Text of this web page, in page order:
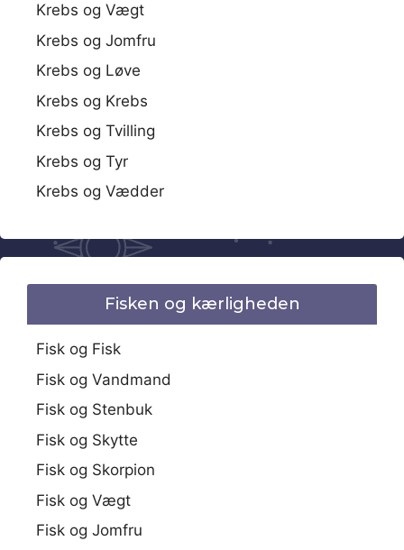
Krebs og Vægt
Krebs og Jomfru
Krebs og Løve
Krebs og Krebs
Krebs og Tvilling
Krebs og Tyr
Krebs og Vædder
Fisken og kærligheden
Fisk og Fisk
Fisk og Vandmand
Fisk og Stenbuk
Fisk og Skytte
Fisk og Skorpion
Fisk og Vægt
Fisk og Jomfru